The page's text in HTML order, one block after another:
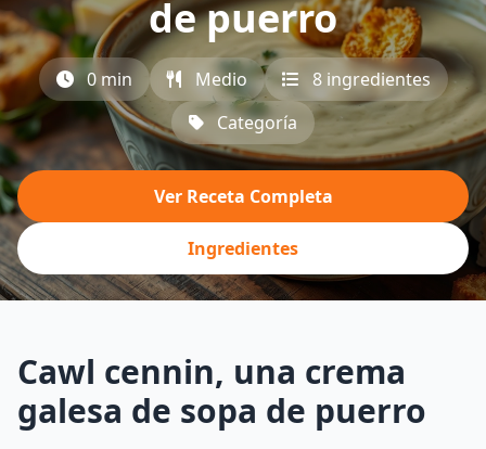
de puerro
0 min Medio
8 ingredientes
Categoría
Ver Receta Completa
Ingredientes
Cawl cennin, una crema
galesa de sopa de puerro